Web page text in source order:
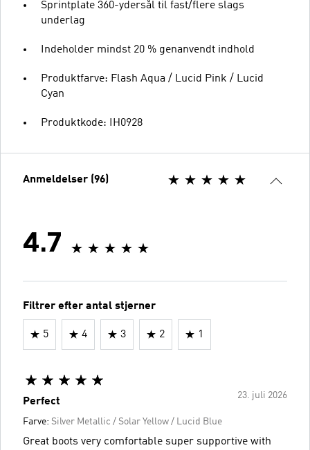
Sprintplate 360-ydersål til fast/flere slags
underlag
Indeholder mindst 20 % genanvendt indhold
Produktfarve: Flash Aqua / Lucid Pink / Lucid
Cyan
Produktkode: IH0928
Anmeldelser (96)
4.7
Filtrer efter antal stjerner
5 4 3 2 1
23. juli 2026
Perfect
Farve: Silver Metallic / Solar Yellow / Lucid Blue
Great boots very comfortable super supportive with